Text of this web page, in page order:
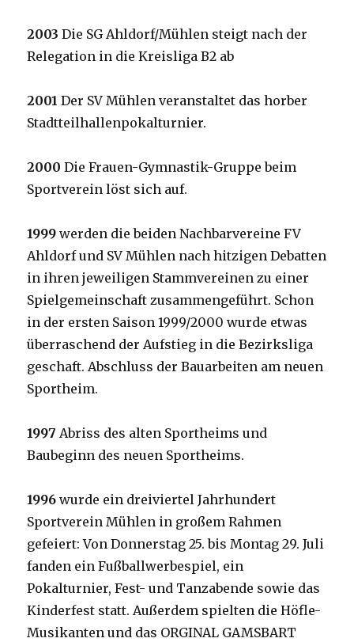
2003 Die SG Ahldorf/Mühlen steigt nach der
Relegation in die Kreisliga B2 ab
2001 Der SV Mühlen veranstaltet das horber
Stadtteilhallenpokalturnier.
2000 Die Frauen-Gymnastik-Gruppe beim
Sportverein löst sich auf.
1999 werden die beiden Nachbarvereine FV
Ahldorf und SV Mühlen nach hitzigen Debatten
in ihren jeweiligen Stammvereinen zu einer
Spielgemeinschaft zusammengeführt. Schon
in der ersten Saison 1999/2000 wurde etwas
überraschend der Aufstieg in die Bezirksliga
geschaft. Abschluss der Bauarbeiten am neuen
Sportheim.
1997 Abriss des alten Sportheims und
Baubeginn des neuen Sportheims.
1996 wurde ein dreiviertel Jahrhundert
Sportverein Mühlen in großem Rahmen
gefeiert: Von Donnerstag 25. bis Montag 29. Juli
fanden ein Fußballwerbespiel, ein
Pokalturnier, Fest- und Tanzabende sowie das
Kinderfest statt. Außerdem spielten die Höfle-
Musikanten und das ORGINAL GAMSBART